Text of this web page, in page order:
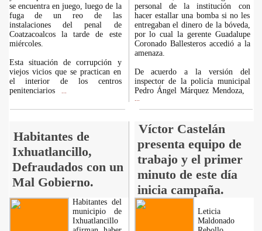
se encuentra en juego, luego de la
fuga de un reo de las
instalaciones del penal de
Coatzacoalcos la tarde de este
miércoles.
Esta situación de corrupción y
viejos vicios que se practican en
el interior de los centros
penitenciarios
personal de la institución con
hacer estallar una bomba si no les
entregaban el dinero de la bóveda,
por lo cual la gerente Guadalupe
Coronado Ballesteros accedió a la
amenaza.
De acuerdo a la versión del
inspector de la policía municipal
Pedro Ángel Márquez Mendoza,
Habitantes de
Ixhuatlancillo,
Defraudados con un
Mal Gobierno.
Víctor Castelán
presenta equipo de
trabajo y el primer
minuto de este día
inicia campaña.
Habitantes del
municipio de
Ixhuatlancillo
Leticia
Maldonado